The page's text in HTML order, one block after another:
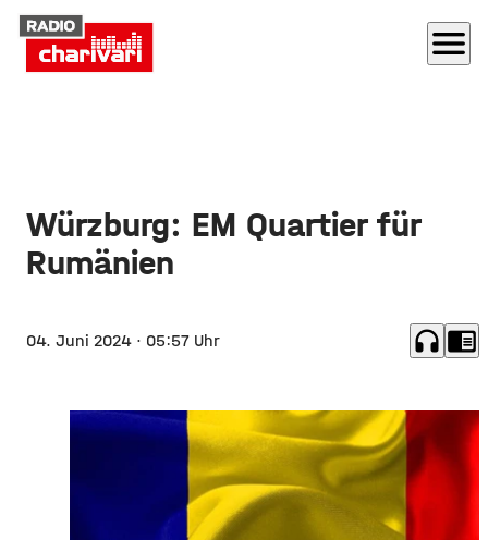
menu
Würzburg: EM Quartier für
Rumänien
04. Juni 2024 · 05:57 Uhr headphones chrome_reader_mode